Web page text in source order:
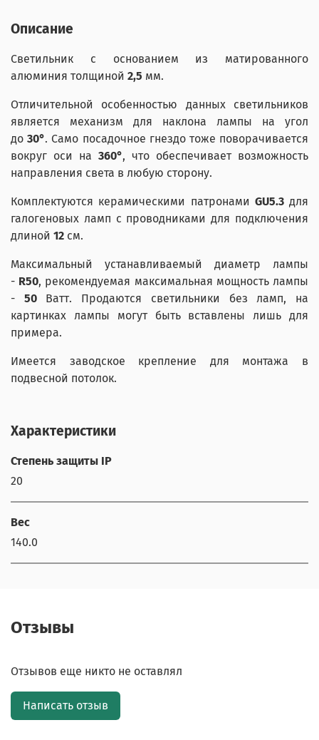
Описание
Светильник с основанием из матированного
алюминия толщиной 2,5 мм.
Отличительной особенностью данных светильников
является механизм для наклона лампы на угол
до 30°. Само посадочное гнездо тоже поворачивается
вокруг оси на 360°, что обеспечивает возможность
направления света в любую сторону.
Комплектуются керамическими патронами GU5.3 для
галогеновых ламп с проводниками для подключения
длиной 12 см.
Максимальный устанавливаемый диаметр лампы
- R50, рекомендуемая максимальная мощность лампы
-
50 Ватт. Продаются светильники без ламп, на
картинках лампы могут быть вставлены лишь для
примера.
Имеется заводское крепление для монтажа в
подвесной потолок.
Характеристики
Степень защиты IP
20
Вес
140.0
Отзывы
Отзывов еще никто не оставлял
Написать отзыв